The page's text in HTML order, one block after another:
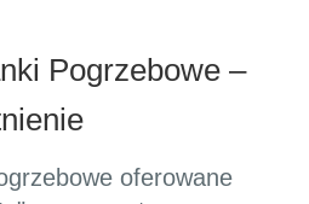
Pogrzebowe –
oferowane